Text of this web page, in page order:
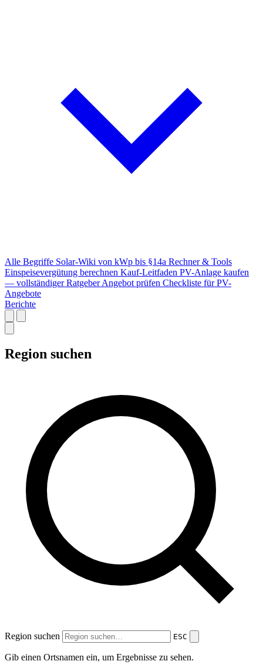
Alle Begriffe Solar-Wiki von kWp bis §14a Rechner & Tools
Einspeisevergütung berechnen Kauf-Leitfaden PV-Anlage kaufen
— vollständiger Ratgeber Angebot prüfen Checkliste für PV-
Angebote
Berichte
Region suchen
Region suchen ESC
Gib einen Ortsnamen ein, um Ergebnisse zu sehen.